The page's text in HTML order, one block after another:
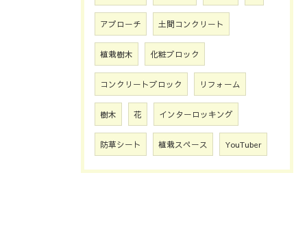
アプローチ 土間コンクリート
植栽樹木 化粧ブロック
コンクリートブロック リフォーム
樹木 花 インターロッキング
防草シート 植栽スペース YouTuber